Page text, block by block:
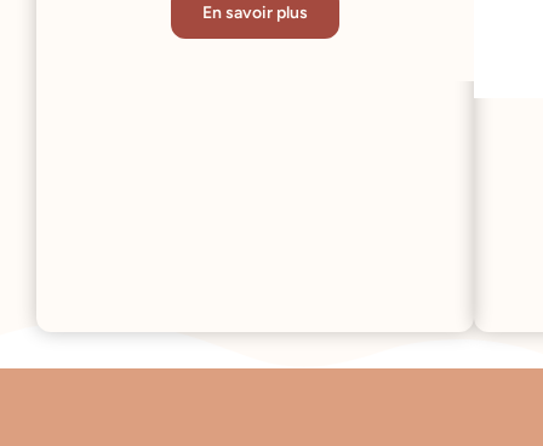
En savoir plus